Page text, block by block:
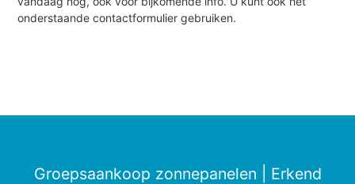
onderstaande contactformulier gebruiken.
Groepsaankoop zonnepanelen | Erkend